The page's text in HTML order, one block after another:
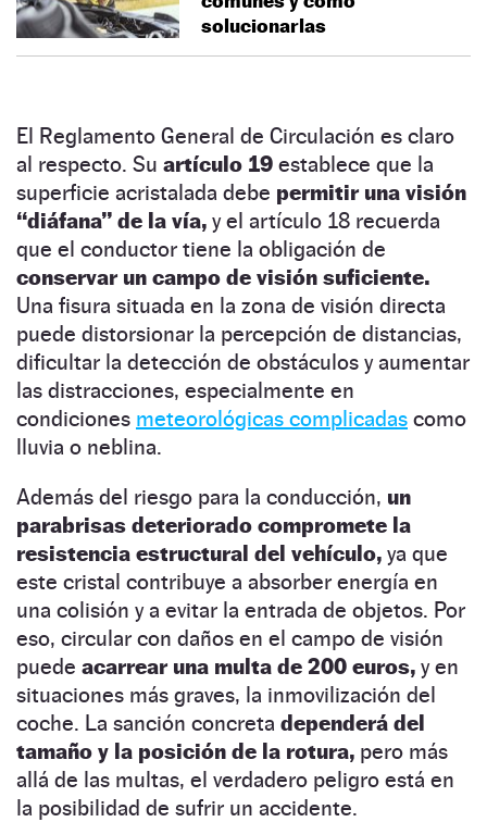
solucionarlas
El Reglamento General de Circulación es claro
al respecto. Su artículo 19 establece que la
superficie acristalada debe permitir una visión
“diáfana” de la vía, y el artículo 18 recuerda
que el conductor tiene la obligación de
conservar un campo de visión suficiente.
Una fisura situada en la zona de visión directa
puede distorsionar la percepción de distancias,
dificultar la detección de obstáculos y aumentar
las distracciones, especialmente en
condiciones meteorológicas complicadas como
lluvia o neblina.
Además del riesgo para la conducción, un
parabrisas deteriorado compromete la
resistencia estructural del vehículo, ya que
este cristal contribuye a absorber energía en
una colisión y a evitar la entrada de objetos. Por
eso, circular con daños en el campo de visión
puede acarrear una multa de 200 euros, y en
situaciones más graves, la inmovilización del
coche. La sanción concreta dependerá del
tamaño y la posición de la rotura, pero más
allá de las multas, el verdadero peligro está en
la posibilidad de sufrir un accidente.